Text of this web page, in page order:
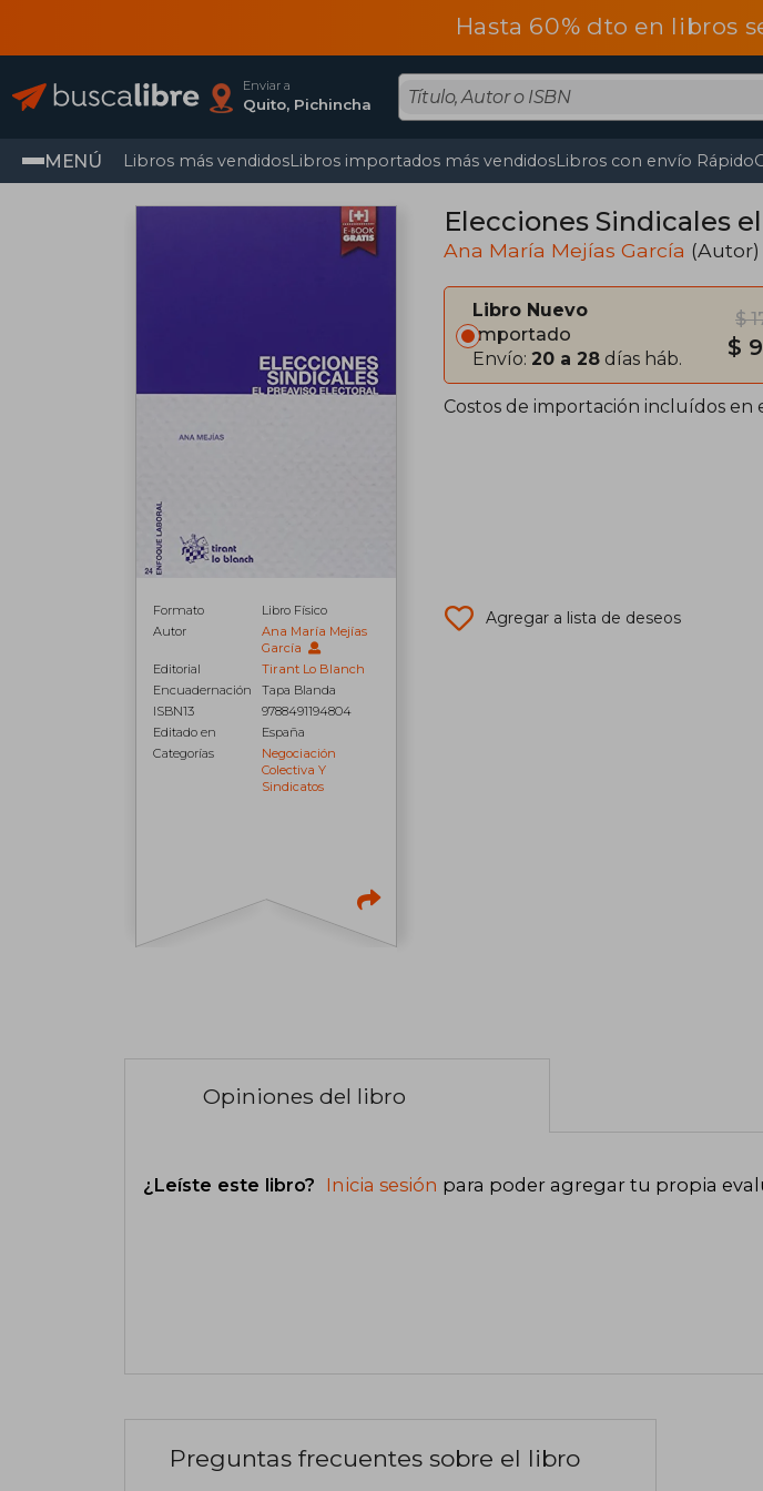
Hasta 60% dto en libros
Enviar a
Quito, Pichincha
MENÚ Libros más vendidosLibros importados más vendidosLibros con envío Rápido
Formato
Libro Físico
Autor
Ana María Mejías
García
Editorial
Tirant Lo Blanch
Encuadernación
Tapa Blanda
ISBN13
9788491194804
Editado en
España
Categorías
Negociación
Colectiva Y
Sindicatos
Elecciones Sindicales
Ana María Mejías García (Autor)
Libro Nuevo
Importado
Envío: 20 a 28 días háb.
$
$
Costos de importación incluídos en
Agregar a lista de deseos
Opiniones del libro
¿Leíste este libro? Inicia sesión para poder agregar tu propia
Preguntas frecuentes sobre el libro